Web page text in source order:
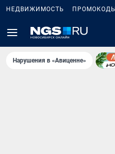
НЕДВИЖИМОСТЬ ПРОМОКОДЫ
Нарушения в «Авиценне»